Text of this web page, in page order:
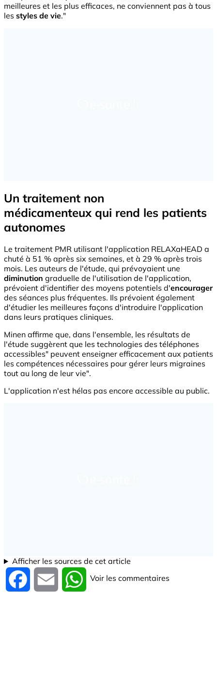
meilleures et les plus efficaces, ne conviennent pas à tous
les styles de vie."
Un traitement non
médicamenteux qui rend les patients
autonomes
Le traitement PMR utilisant l'application RELAXaHEAD a
chuté à 51 % après six semaines, et à 29 % après trois
mois. Les auteurs de l'étude, qui prévoyaient une
diminution graduelle de l'utilisation de l'application,
prévoient d'identifier des moyens potentiels d'encourager
des séances plus fréquentes. Ils prévoient également
d'étudier les meilleures façons d'introduire l'application
dans leurs pratiques cliniques.
Minen affirme que, dans l'ensemble, les résultats de
l'étude suggèrent que les technologies des téléphones
accessibles" peuvent enseigner efficacement aux patients
les compétences nécessaires pour gérer leurs migraines
tout au long de leur vie".
L'application n'est hélas pas encore accessible au public.
Afficher les sources de cet article
Facebook Email WhatsApp
Voir les commentaires